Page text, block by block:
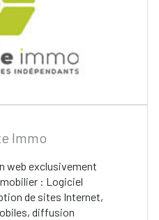
Immo
web exclusivement
: Logiciel
de sites Internet,
diffusion